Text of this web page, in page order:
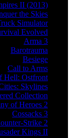
II (2013)
the Skies
Simulator
Evolved
Arma 3
Barotrauma
Besiege
Call to Arms
Hell: Ostfront
Skylines
Collection
of Heroes 2
Cossacks 3
Strike 2
Kings II